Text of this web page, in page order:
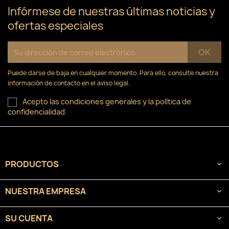
Infórmese de nuestras últimas noticias y
ofertas especiales
Puede darse de baja en cualquier momento. Para ello, consulte nuestra
información de contacto en el aviso legal.
Acepto las condiciones generales y la política de
confidencialidad.
PRODUCTOS 
NUESTRA EMPRESA 
SU CUENTA 